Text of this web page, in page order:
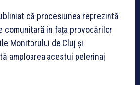
că procesiunea reprezintă
comunitară în fața provocărilor
Monitorului de Cluj și
amploarea acestui pelerinaj